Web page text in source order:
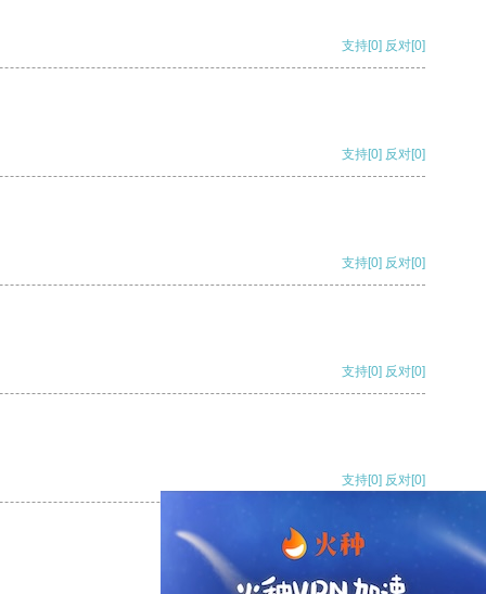
支持[0] 反对[0]
支持[0] 反对[0]
支持[0] 反对[0]
支持[0] 反对[0]
支持[0] 反对[0]
支持[0] 反对